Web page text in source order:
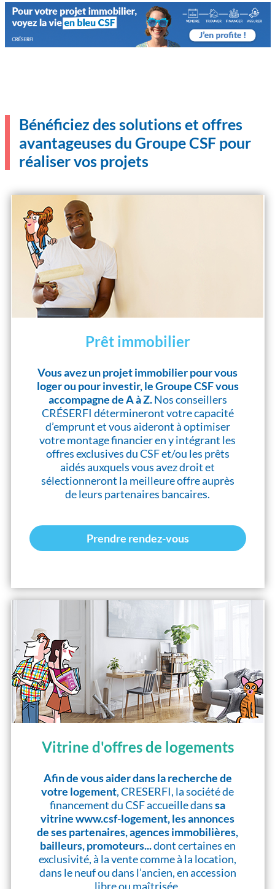
Bénéficiez des solutions et offres
avantageuses du Groupe CSF pour
réaliser vos projets
Prêt immobilier
Vous avez un projet immobilier pour vous
loger ou pour investir, le Groupe CSF vous
accompagne de A à Z.Nos conseillers
CRÉSERFI détermineront votre capacité
d’emprunt et vous aideront à optimiser
votre montage financier en y intégrant les
offres exclusives du CSF et/ou les prêts
aidés auxquels vous avez droit et
sélectionneront la meilleure offre auprès
de leurs partenaires bancaires.
Prendre rendez-vous
Vitrine d'offres de logements
Afin de vous aider dans la recherche de
votre logement, CRESERFI, la société de
financement du CSF accueille danssa
vitrine www.csf-logement, les annonces
de ses partenaires, agences immobilières,
bailleurs, promoteurs...dont certaines en
exclusivité, à la vente comme à la location,
dans le neuf ou dans l’ancien, en accession
libre ou maîtrisée.